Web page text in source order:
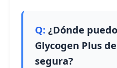
¿Dónde
Glycogen Plus
segura?